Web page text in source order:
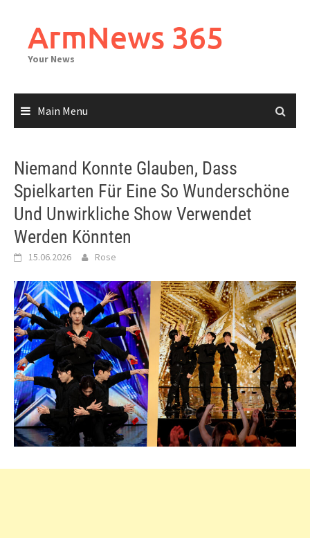
contentArmNews 365
Your News
Main Menu
Niemand Konnte Glauben, Dass
Spielkarten Für Eine So Wunderschöne
Und Unwirkliche Show Verwendet
Werden Könnten
15.06.2026 Rose